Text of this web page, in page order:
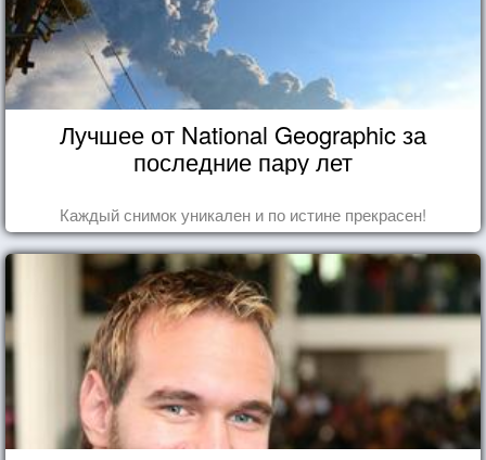
Лучшее от National Geographic за
последние пару лет
Каждый снимок уникален и по истине прекрасен!